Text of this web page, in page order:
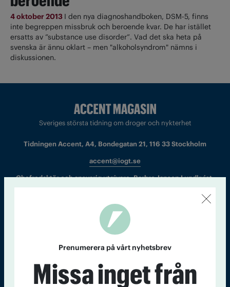
4 oktober 2013 I den nya diagnoshandboken, DSM-5, finns
inte begreppen missbruk och beroende kvar. De har istället
ersatts av ”substance use disorder”. Vad det ska heta på
svenska är ännu oklart – men "alkoholsyndrom" nämns i
diskussionen.
Sveriges största tidning om droger och nykterhet
Tidningen Accent, A4, Bondegatan 21, 116 33 Stockholm
accent@iogt.se
Chefredaktör och ansvarig utgivare: Barbro Janson Lundkvist,
barbro@a4.se.
Tidningsarkiv
Läs tidigare
Prenumerera på vårt nyhetsbrev
Missa inget från